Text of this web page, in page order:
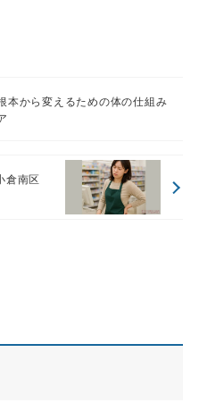
本から変えるための体の仕組み
倉南区